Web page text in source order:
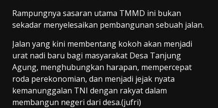
Rampungnya sasaran utama TMMD ini bukan
sekadar menyelesaikan pembangunan sebuah jalan.
Jalan yang kini membentang kokoh akan menjadi
urat nadi baru bagi masyarakat Desa Tanjung
Agung, menghubungkan harapan, mempercepat
roda perekonomian, dan menjadi jejak nyata
kemanunggalan TNI dengan rakyat dalam
membangun negeri dari desa.(jufri)